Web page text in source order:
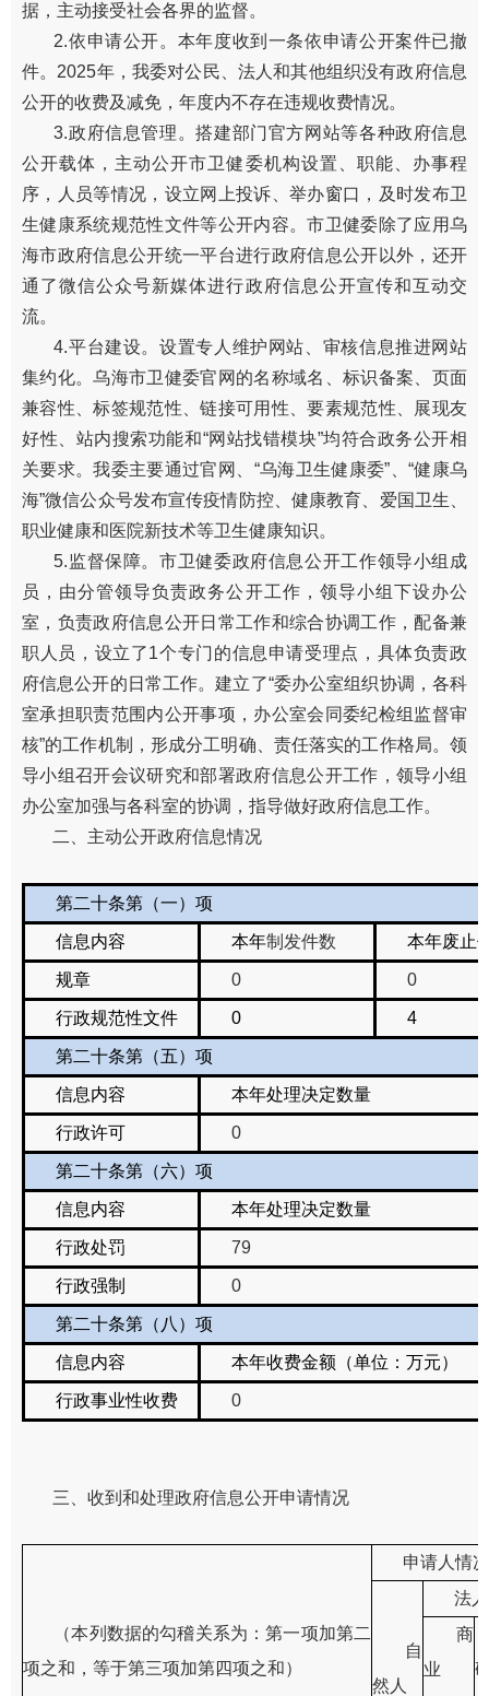
据，主动接受社会各界的监督。
2.依申请公开。本年度收到一条依申请公开案件已撤
件。2025年，我委对公民、法人和其他组织没有政府信息
公开的收费及减免，年度内不存在违规收费情况。
3.政府信息管理。搭建部门官方网站等各种政府信息
公开载体，主动公开市卫健委机构设置、职能、办事程
序，人员等情况，设立网上投诉、举办窗口，及时发布卫
生健康系统规范性文件等公开内容。市卫健委除了应用乌
海市政府信息公开统一平台进行政府信息公开以外，还开
通了微信公众号新媒体进行政府信息公开宣传和互动交
流。
4.平台建设。设置专人维护网站、审核信息推进网站
集约化。乌海市卫健委官网的名称域名、标识备案、页面
兼容性、标签规范性、链接可用性、要素规范性、展现友
好性、站内搜索功能和“网站找错模块”均符合政务公开相
关要求。我委主要通过官网、“乌海卫生健康委”、“健康乌
海”微信公众号发布宣传疫情防控、健康教育、爱国卫生、
职业健康和医院新技术等卫生健康知识。
5.监督保障。市卫健委政府信息公开工作领导小组成
员，由分管领导负责政务公开工作，领导小组下设办公
室，负责政府信息公开日常工作和综合协调工作，配备兼
职人员，设立了1个专门的信息申请受理点，具体负责政
府信息公开的日常工作。建立了“委办公室组织协调，各科
室承担职责范围内公开事项，办公室会同委纪检组监督审
核”的工作机制，形成分工明确、责任落实的工作格局。领
导小组召开会议研究和部署政府信息公开工作，领导小组
办公室加强与各科室的协调，指导做好政府信息工作。
二、主动公开政府信息情况
第二十条第（一）项
信息内容 本年制发件数 本年废止
规章 0 0
行政规范性文件 0 4
第二十条第（五）项
信息内容 本年处理决定数量
行政许可 0
第二十条第（六）项
信息内容 本年处理决定数量
行政处罚 79
行政强制 0
第二十条第（八）项
信息内容 本年收费金额（单位：万元）
行政事业性收费 0
三、收到和处理政府信息公开申请情况
（本列数据的勾稽关系为：第一项加第二
项之和，等于第三项加第四项之和）
申请人情况
自
然人
法
商
业